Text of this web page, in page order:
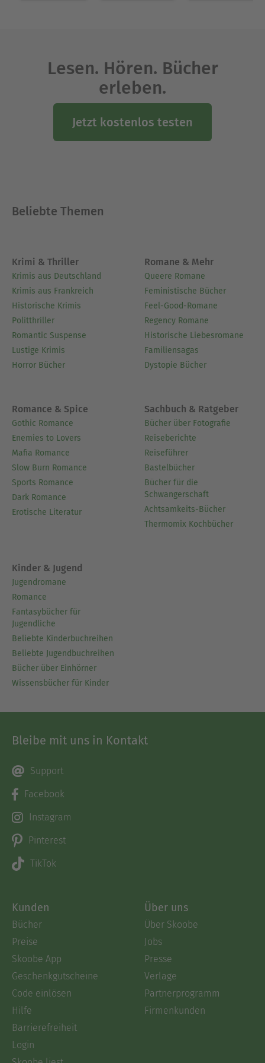
Lesen. Hören. Bücher
erleben.
Jetzt kostenlos testen
Beliebte Themen
Krimi & Thriller
Krimis aus Deutschland
Krimis aus Frankreich
Historische Krimis
Politthriller
Romantic Suspense
Lustige Krimis
Horror Bücher
Romane & Mehr
Queere Romane
Feministische Bücher
Feel-Good-Romane
Regency Romane
Historische Liebesromane
Familiensagas
Dystopie Bücher
Romance & Spice
Gothic Romance
Enemies to Lovers
Mafia Romance
Slow Burn Romance
Sports Romance
Dark Romance
Erotische Literatur
Sachbuch & Ratgeber
Bücher über Fotografie
Reiseberichte
Reiseführer
Bastelbücher
Bücher für die
Schwangerschaft
Achtsamkeits-Bücher
Thermomix Kochbücher
Kinder & Jugend
Jugendromane
Romance
Fantasybücher für
Jugendliche
Beliebte Kinderbuchreihen
Beliebte Jugendbuchreihen
Bücher über Einhörner
Wissensbücher für Kinder
Bleibe mit uns in Kontakt
Support
Facebook
Instagram
Pinterest
TikTok
Kunden
Bücher
Preise
Skoobe App
Geschenkgutscheine
Code einlösen
Hilfe
Barrierefreiheit
Login
Über uns
Über Skoobe
Jobs
Presse
Verlage
Partnerprogramm
Firmenkunden